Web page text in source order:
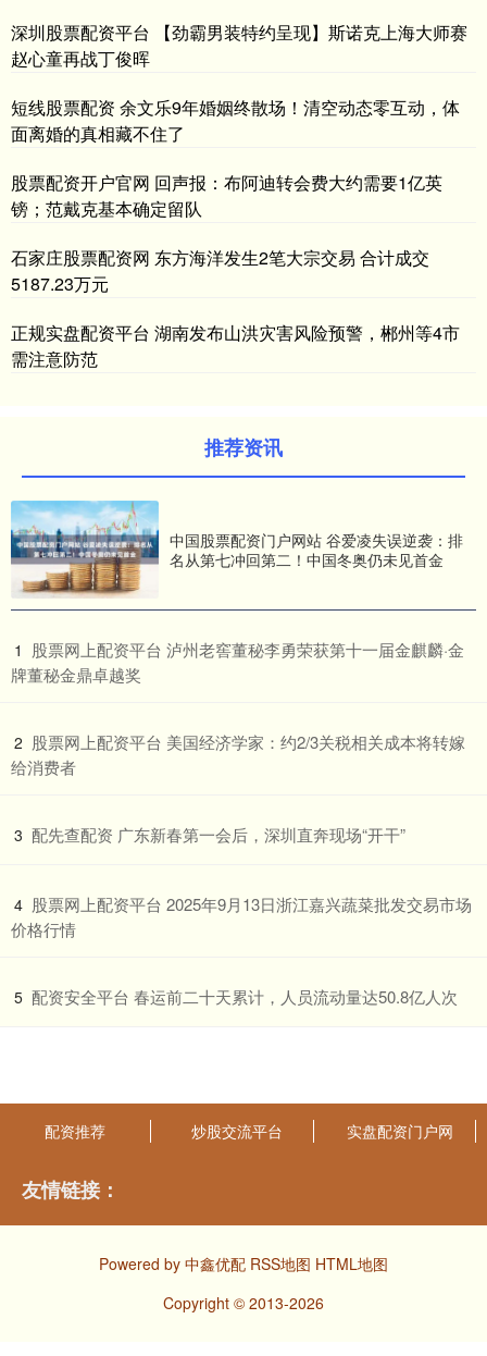
深圳股票配资平台 【劲霸男装特约呈现】斯诺克上海大师赛
赵心童再战丁俊晖
短线股票配资 余文乐9年婚姻终散场！清空动态零互动，体
面离婚的真相藏不住了
股票配资开户官网 回声报：布阿迪转会费大约需要1亿英
镑；范戴克基本确定留队
石家庄股票配资网 东方海洋发生2笔大宗交易 合计成交
5187.23万元
正规实盘配资平台 湖南发布山洪灾害风险预警，郴州等4市
需注意防范
推荐资讯
中国股票配资门户网站 谷爱凌失误逆袭：排
名从第七冲回第二！中国冬奥仍未见首金
1 ​股票网上配资平台 泸州老窖董秘李勇荣获第十一届金麒麟·金
牌董秘金鼎卓越奖
2 ​股票网上配资平台 美国经济学家：约2/3关税相关成本将转嫁
给消费者
3 ​配先查配资 广东新春第一会后，深圳直奔现场“开干”
4 ​股票网上配资平台 2025年9月13日浙江嘉兴蔬菜批发交易市场
价格行情
5 ​配资安全平台 春运前二十天累计，人员流动量达50.8亿人次
配资推荐 炒股交流平台 实盘配资门户网
友情链接：
Powered by 中鑫优配 RSS地图 HTML地图
Copyright © 2013-2026